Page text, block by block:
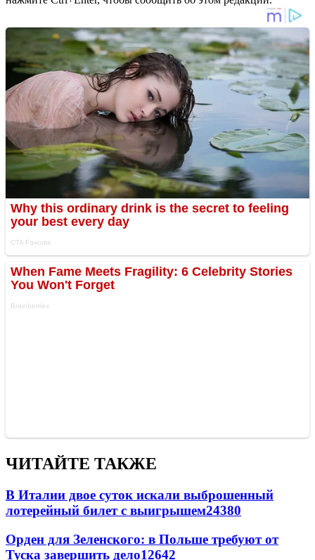
ЧИТАЙТЕ ТАКЖЕ
В Италии двое суток искали выброшенный
лотерейный билет с выигрышем24380
Орден для Зеленского: в Польше требуют от
Туска завершить дело12642